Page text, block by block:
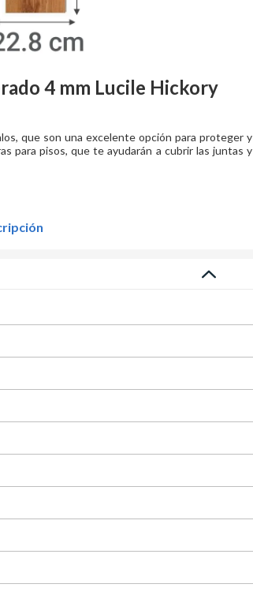
4 mm Lucile Hickory
que son una excelente opción para proteger y
para pisos, que te ayudarán a cubrir las juntas y